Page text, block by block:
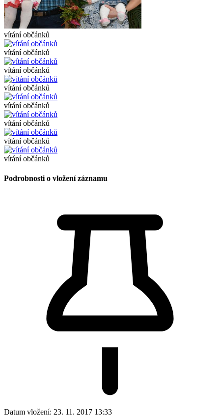
vítání občánků
vítání občánků
vítání občánků
vítání občánků
vítání občánků
vítání občánků
vítání občánků
vítání občánků
Podrobnosti o vložení záznamu
Datum vložení: 23. 11. 2017 13:33